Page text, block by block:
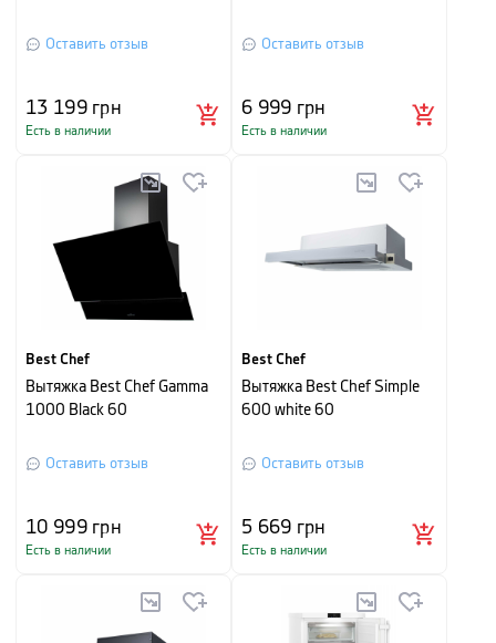
Оставить отзыв
13 199грн
Есть в наличии
Оставить отзыв
6 999 грн
Есть в наличии
Best Chef
Вытяжка Best Chef Gamma
1000 Black 60
Оставить отзыв
10 999грн
Есть в наличии
Best Chef
Вытяжка Best Chef Simple
600 white 60
Оставить отзыв
5 669 грн
Есть в наличии